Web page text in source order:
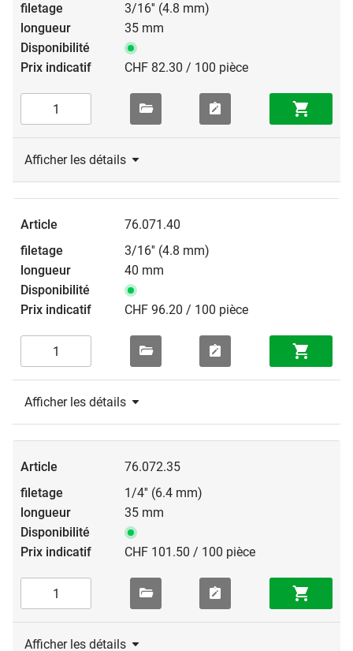
3/16'' (4.8 mm)
35 mm
CHF 82.30 / 100 pièce
Afficher les détails
76.071.40
3/16'' (4.8 mm)
40 mm
CHF 96.20 / 100 pièce
Afficher les détails
76.072.35
1/4'' (6.4 mm)
35 mm
CHF 101.50 / 100 pièce
Afficher les détails